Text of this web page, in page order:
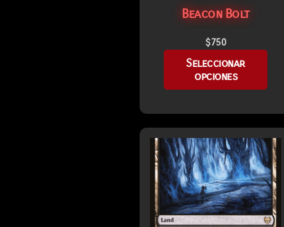
Beacon Bolt
$750
Seleccionar
opciones